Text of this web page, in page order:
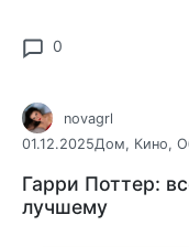
0
novagrl
01.12.2025Дом, Кино,
Гарри Поттер:
лучшему